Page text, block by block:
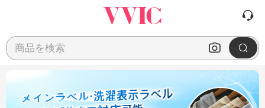
商品を検索